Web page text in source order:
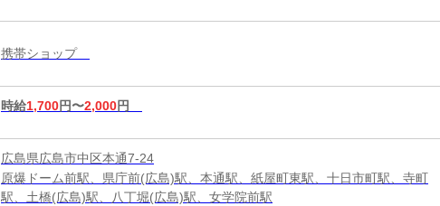
携帯ショップ
時給1,700円〜2,000円
広島県広島市中区本通7-24
原爆ドーム前駅、県庁前(広島)駅、本通駅、紙屋町東駅、十日市町駅、寺町
駅、土橋(広島)駅、八丁堀(広島)駅、女学院前駅